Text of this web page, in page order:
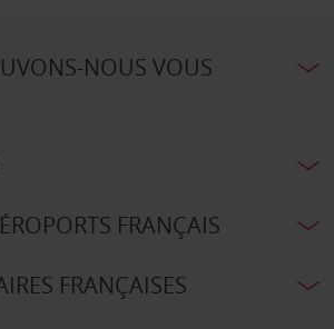
NOUS VOUS
FRANÇAIS
FRANÇAISES